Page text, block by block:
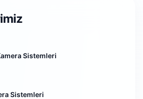
Sistemleri
Sistemleri